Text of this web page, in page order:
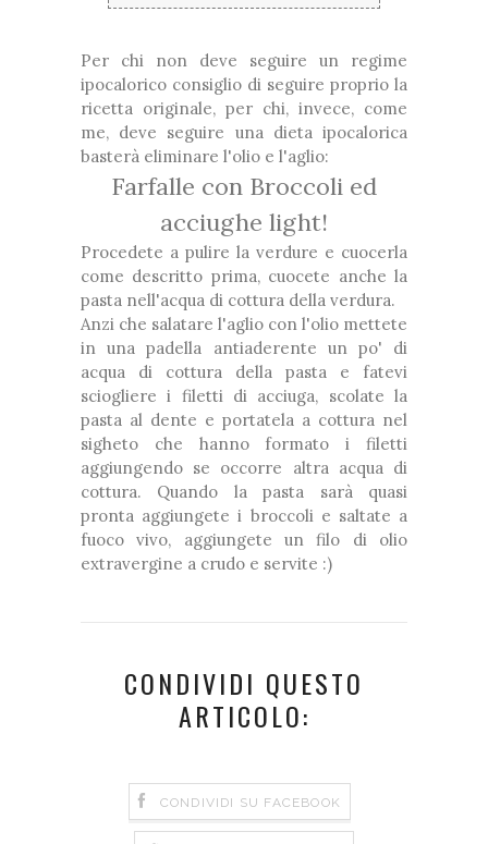
Per chi non deve seguire un regime
ipocalorico consiglio di seguire proprio la
ricetta originale, per chi, invece, come
me, deve seguire una dieta ipocalorica
basterà eliminare l'olio e l'aglio:
Farfalle con Broccoli ed
acciughe light!
Procedete a pulire la verdure e cuocerla
come descritto prima, cuocete anche la
pasta nell'acqua di cottura della verdura.
Anzi che salatare l'aglio con l'olio mettete
in una padella antiaderente un po' di
acqua di cottura della pasta e fatevi
sciogliere i filetti di acciuga, scolate la
pasta al dente e portatela a cottura nel
sigheto che hanno formato i filetti
aggiungendo se occorre altra acqua di
cottura. Quando la pasta sarà quasi
pronta aggiungete i broccoli e saltate a
fuoco vivo, aggiungete un filo di olio
extravergine a crudo e servite :)
CONDIVIDI QUESTO
ARTICOLO:
CONDIVIDI SU FACEBOOK